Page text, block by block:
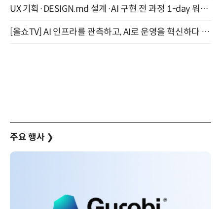
UX 기획·DESIGN.md 설계·AI 구현 전 과정 1-day 워크숍 with Claude Code·Codex 9월 15일 개최
[올쇼TV] AI 인프라를 관측하고, AI로 운영을 혁신하다 (8월 11일 생방송)
주요 행사 ❯